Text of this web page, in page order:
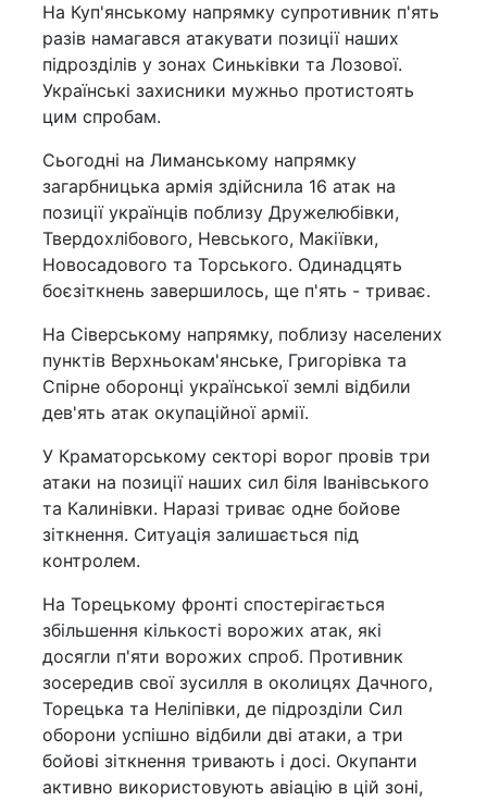
На Куп'янському напрямку супротивник п'ять
разів намагався атакувати позиції наших
підрозділів у зонах Синьківки та Лозової.
Українські захисники мужньо протистоять
цим спробам.
Сьогодні на Лиманському напрямку
загарбницька армія здійснила 16 атак на
позиції українців поблизу Дружелюбівки,
Твердохлібового, Невського, Макіївки,
Новосадового та Торського. Одинадцять
боєзіткнень завершилось, ще п'ять - триває.
На Сіверському напрямку, поблизу населених
пунктів Верхньокам'янське, Григорівка та
Спірне оборонці української землі відбили
дев'ять атак окупаційної армії.
У Краматорському секторі ворог провів три
атаки на позиції наших сил біля Іванівського
та Калинівки. Наразі триває одне бойове
зіткнення. Ситуація залишається під
контролем.
На Торецькому фронті спостерігається
збільшення кількості ворожих атак, які
досягли п'яти ворожих спроб. Противник
зосередив свої зусилля в околицях Дачного,
Торецька та Неліпівки, де підрозділи Сил
оборони успішно відбили дві атаки, а три
бойові зіткнення тривають і досі. Окупанти
активно використовують авіацію в цій зоні,